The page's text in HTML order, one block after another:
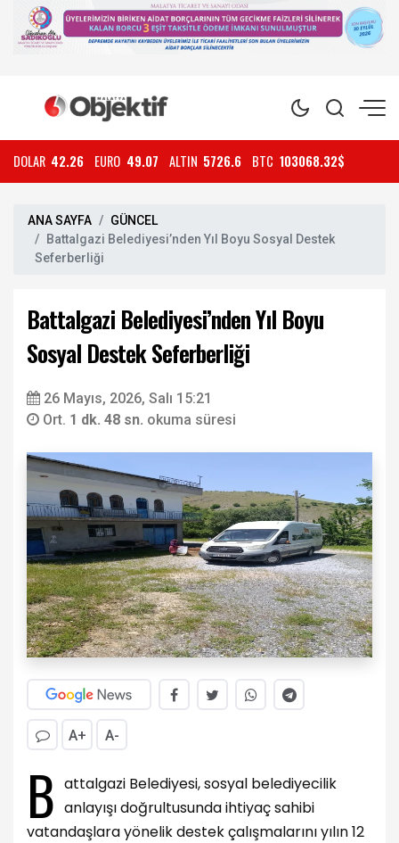
DOLAR 42.26 EURO 49.07 ALTIN 5726.6 BTC 103068.32$
ANA SAYFA
GÜNCEL
Battalgazi Belediyesi’nden Yıl Boyu Sosyal Destek
Seferberliği
Battalgazi Belediyesi’nden Yıl Boyu
Sosyal Destek Seferberliği
26 Mayıs, 2026, Salı 15:21
Ort. 1 dk. 48 sn. okuma süresi
A+ A-
B attalgazi Belediyesi, sosyal belediyecilik
anlayışı doğrultusunda ihtiyaç sahibi
vatandaşlara yönelik destek çalışmalarını yılın 12